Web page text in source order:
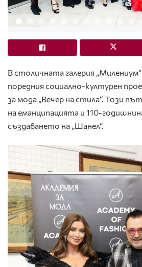
В столичната галерия
поредния социално-културен
за мода „Вечер на стила“. Този
на еманципацията и 110-
създаването на „Шанел“.